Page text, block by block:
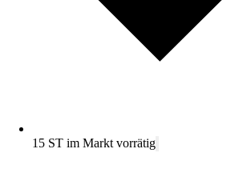
15 ST im Markt vorrätig